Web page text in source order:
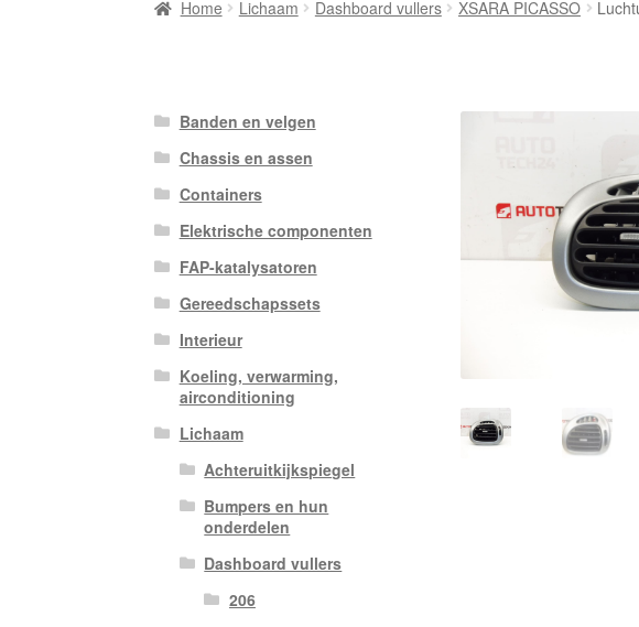
Over ons PrivacybeleidWereldwijde verzendingWinkelwagen
Home Lichaam Dashboard vullers XSARA PICASSO
Banden en velgen
Chassis en assen
Containers
Elektrische componenten
FAP-katalysatoren
Gereedschapssets
Interieur
Koeling, verwarming,
airconditioning
Lichaam
Achteruitkijkspiegel
Bumpers en hun
onderdelen
Dashboard vullers
206